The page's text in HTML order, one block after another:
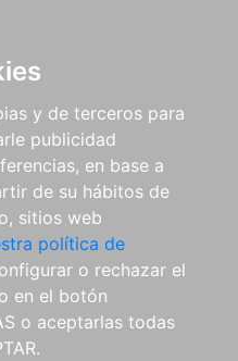
y de terceros para
publicidad
en base a
de su hábitos de
sitios web
política de
o rechazar el
en el botón
o aceptarlas todas